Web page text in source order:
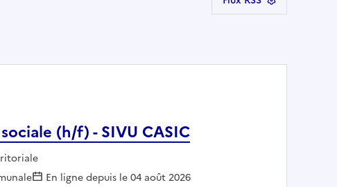
(h/f) - SIVU CASIC
En ligne depuis le 04 août 2026